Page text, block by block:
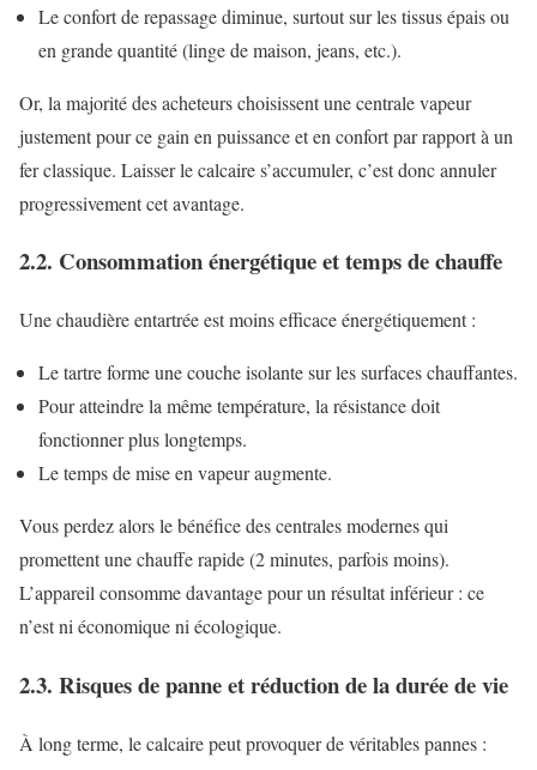
Le confort de repassage diminue, surtout sur les tissus épais ou
en grande quantité (linge de maison, jeans, etc.).
Or, la majorité des acheteurs choisissent une centrale vapeur
justement pour ce gain en puissance et en confort par rapport à un
fer classique. Laisser le calcaire s’accumuler, c’est donc annuler
progressivement cet avantage.
2.2. Consommation énergétique et temps de chauffe
Une chaudière entartrée est moins efficace énergétiquement :
Le tartre forme une couche isolante sur les surfaces chauffantes.
Pour atteindre la même température, la résistance doit
fonctionner plus longtemps.
Le temps de mise en vapeur augmente.
Vous perdez alors le bénéfice des centrales modernes qui
promettent une chauffe rapide (2 minutes, parfois moins).
L’appareil consomme davantage pour un résultat inférieur : ce
n’est ni économique ni écologique.
2.3. Risques de panne et réduction de la durée de vie
À long terme, le calcaire peut provoquer de véritables pannes :